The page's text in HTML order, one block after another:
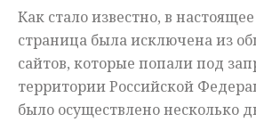
Как стало известно, в
страница была исключена из
сайтов, которые попали под
территории Российской
было осуществлено несколько